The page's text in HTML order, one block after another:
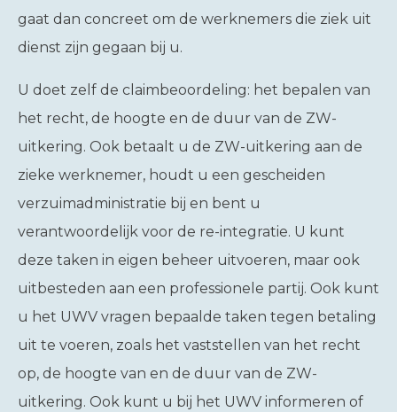
gaat dan concreet om de werknemers die ziek uit
dienst zijn gegaan bij u.
U doet zelf de claimbeoordeling: het bepalen van
het recht, de hoogte en de duur van de ZW-
uitkering. Ook betaalt u de ZW-uitkering aan de
zieke werknemer, houdt u een gescheiden
verzuimadministratie bij en bent u
verantwoordelijk voor de re-integratie. U kunt
deze taken in eigen beheer uitvoeren, maar ook
uitbesteden aan een professionele partij. Ook kunt
u het UWV vragen bepaalde taken tegen betaling
uit te voeren, zoals het vaststellen van het recht
op, de hoogte van en de duur van de ZW-
uitkering. Ook kunt u bij het UWV informeren of